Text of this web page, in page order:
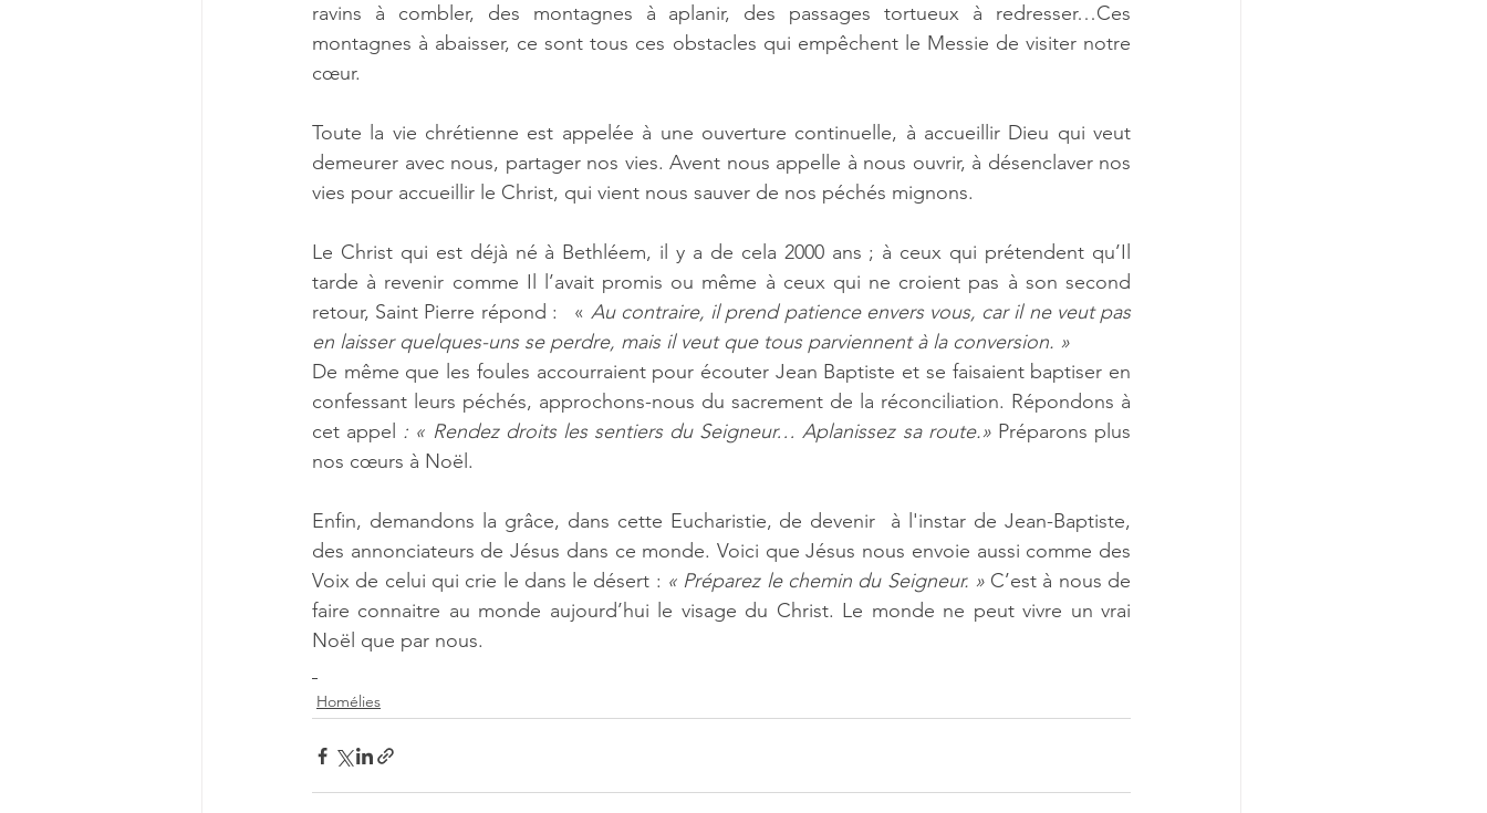
ravins à combler, des montagnes à aplanir, des passages tortueux à redresser…Ces
montagnes à abaisser, ce sont tous ces obstacles qui empêchent le Messie de visiter notre
cœur.
Toute la vie chrétienne est appelée à une ouverture continuelle, à accueillir Dieu qui veut
demeurer avec nous, partager nos vies. Avent nous appelle à nous ouvrir, à désenclaver nos
vies pour accueillir le Christ, qui vient nous sauver de nos péchés mignons.
Le Christ qui est déjà né à Bethléem, il y a de cela 2000 ans ; à ceux qui prétendent qu’Il
tarde à revenir comme Il l’avait promis ou même à ceux qui ne croient pas à son second
retour, Saint Pierre répond :   « Au contraire, il prend patience envers vous, car il ne veut pas
en laisser quelques-uns se perdre, mais il veut que tous parviennent à la conversion. »
De même que les foules accourraient pour écouter Jean Baptiste et se faisaient baptiser en
confessant leurs péchés, approchons-nous du sacrement de la réconciliation. Répondons à
cet appel : « Rendez droits les sentiers du Seigneur… Aplanissez sa route.» Préparons plus
nos cœurs à Noël.
Enfin, demandons la grâce, dans cette Eucharistie, de devenir  à l'instar de Jean-Baptiste,
des annonciateurs de Jésus dans ce monde. Voici que Jésus nous envoie aussi comme des
Voix de celui qui crie le dans le désert : « Préparez le chemin du Seigneur. » C’est à nous de
faire connaitre au monde aujourd’hui le visage du Christ. Le monde ne peut vivre un vrai
Noël que par nous.
Homélies